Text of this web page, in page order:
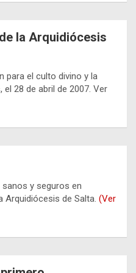
la Arquidiócesis
para el culto divino y la
28 de abril de 2007. Ver
y seguros en
Arquidiócesis de Salta. (Ver